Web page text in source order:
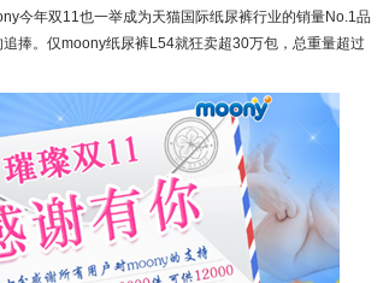
今年双11也一举成为天猫国际纸尿裤行业的销量No.1品
捧。仅moony纸尿裤L54就狂卖超30万包，总重量超过